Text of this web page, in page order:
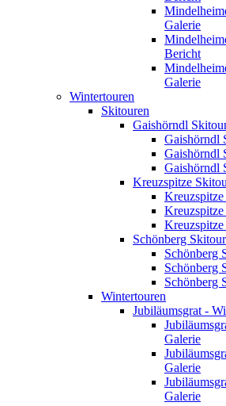
Galerie
Bericht
Galerie
Wintertouren
Skitouren
Gaishörndl
Gaishörndl
Gaishörndl
Gaishörndl
Kreuzspitze
Schönberg Skitour
Schönberg
Schönberg
Schönberg
Wintertouren
Jubiläumsgrat -
Galerie
Galerie
Galerie